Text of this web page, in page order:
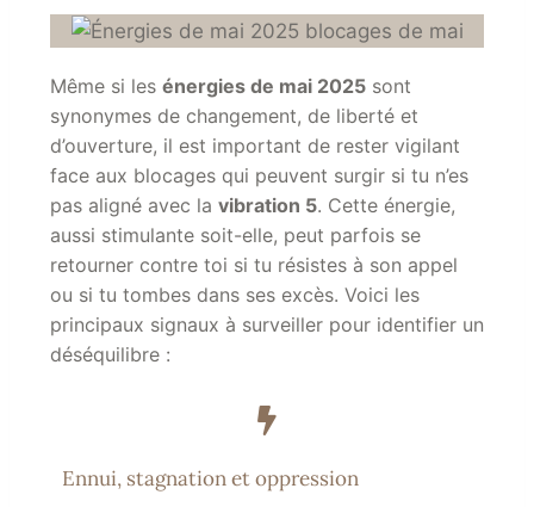
Même si les énergies de mai 2025 sont
synonymes de changement, de liberté et
d’ouverture, il est important de rester vigilant
face aux blocages qui peuvent surgir si tu n’es
pas aligné avec la vibration 5. Cette énergie,
aussi stimulante soit-elle, peut parfois se
retourner contre toi si tu résistes à son appel
ou si tu tombes dans ses excès. Voici les
principaux signaux à surveiller pour identifier un
déséquilibre :
Ennui, stagnation et oppression